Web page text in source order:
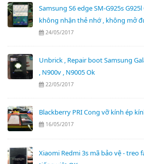
Samsung S6 edge SM-G925s
không nhận thẻ nhớ , không mở
24/05/2017
Unbrick , Repair boot Samsung
, N900v , N9005 Ok
22/05/2017
Blackberry PRI Cong vỡ kính ép
16/05/2017
Xiaomi Redmi 3s mã bảo vệ - treo